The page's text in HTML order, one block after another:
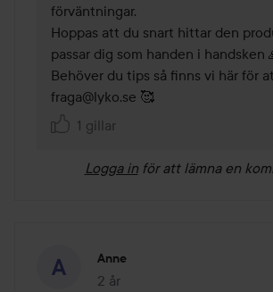
förväntningar.
Hoppas att du snart hittar den
passar dig som handen i handsken
Behöver du tips så finns vi här för
1 gillar
Logga in för att lämna en
Anne
2 år
Inlägget skapades 2 år